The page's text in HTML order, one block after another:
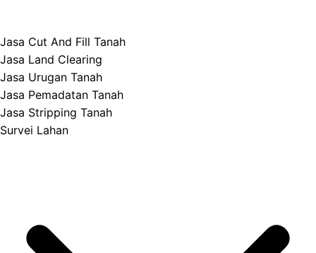
Jasa Cut And Fill Tanah
Jasa Land Clearing
Jasa Urugan Tanah
Jasa Pemadatan Tanah
Jasa Stripping Tanah
Survei Lahan